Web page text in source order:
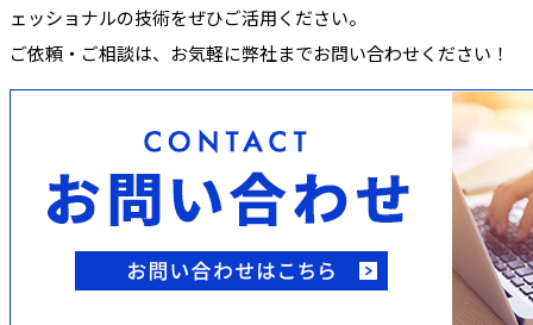
ェッショナルの技術をぜひご活用ください。
ご依頼・ご相談は、お気軽に弊社までお問い合わせください！